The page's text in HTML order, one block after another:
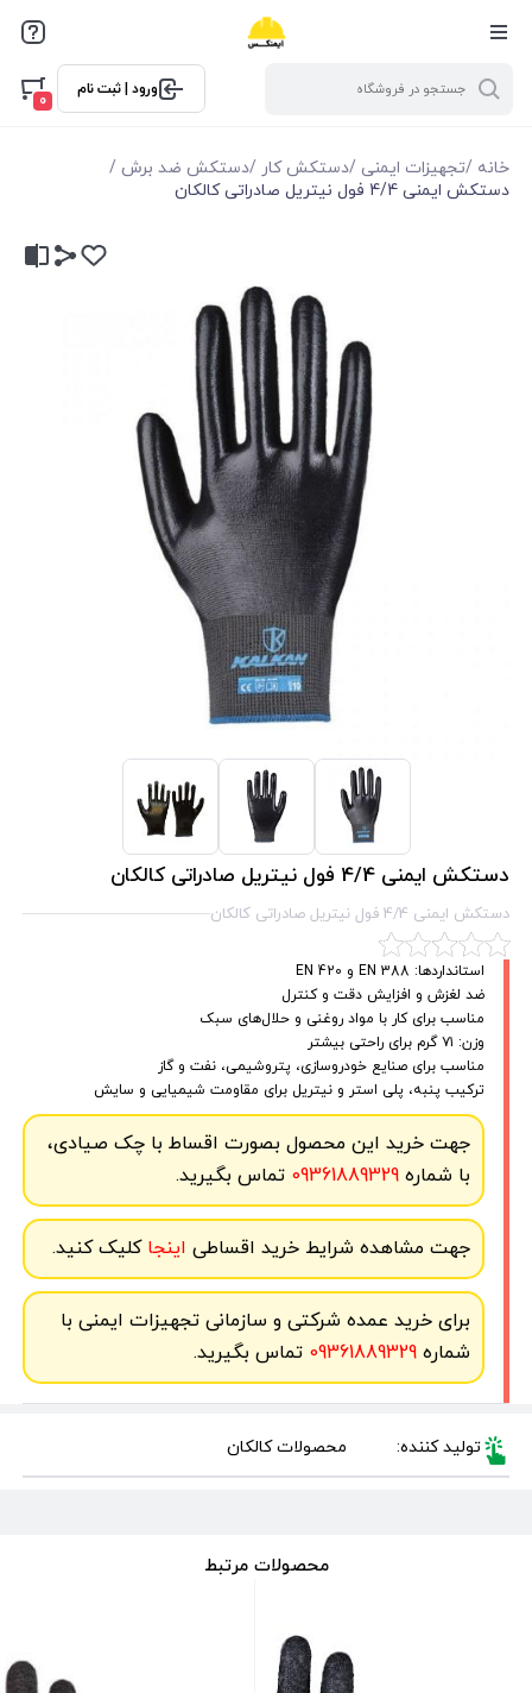
ورود | ثبت نام
0
خانه /تجهیزات ایمنی /دستکش کار /دستکش ضد برش /
دستکش ایمنی 4/4 فول نیتریل صادراتی کالکان
دستکش ایمنی 4/4 فول نیتریل صادراتی کالکان
دستکش ایمنی 4/4 فول نیتریل صادراتی کالکان
استانداردها: EN 388 و EN 420
ضد لغزش و افزایش دقت و کنترل
مناسب برای کار با مواد روغنی و حلال‌های سبک
وزن: ۷۱ گرم برای راحتی بیشتر
مناسب برای صنایع خودروسازی، پتروشیمی، نفت و گاز
ترکیب پنبه، پلی استر و نیتریل برای مقاومت شیمیایی و سایش
جهت خرید این محصول بصورت اقساط با چک صیادی،
با شماره09361889329 تماس بگیرید.
جهت مشاهده شرایط خرید اقساطی اینجاکلیک کنید.
برای خرید عمده شرکتی و سازمانی تجهیزات ایمنی با
شماره09361889329 تماس بگیرید.
تولید کننده: محصولات کالکان
محصولات مرتبط